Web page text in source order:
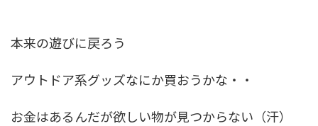
本来の遊びに戻ろう
アウトドア系グッズなにか買おうかな・・
お金はあるんだが欲しい物が見つからない（汗）